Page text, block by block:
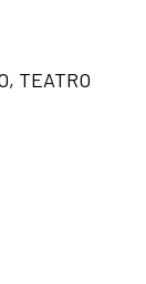
TEATRO